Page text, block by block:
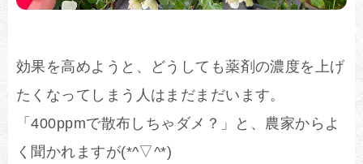
効果を高めようと、どうしても薬剤の濃度を上げ
たくなってしまう人はまだまだいます。
「400ppmで散布しちゃダメ？」と、農家からよ
く聞かれますが(*^▽^*)